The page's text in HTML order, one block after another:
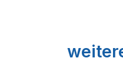
Produktgalerie